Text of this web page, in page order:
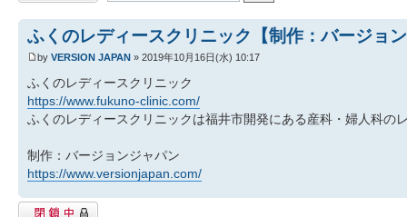
ふくのレディースクリニック【制作：バージョ
by VERSION JAPAN » 2019年10月16日(水) 10:17
ふくのレディースクリニック
https://www.fukuno-clinic.com/
ふくのレディースクリニックは福井市開発にある産科・婦人科の
制作：バージョンジャパン
https://www.versionjapan.com/
閉鎖中トピック